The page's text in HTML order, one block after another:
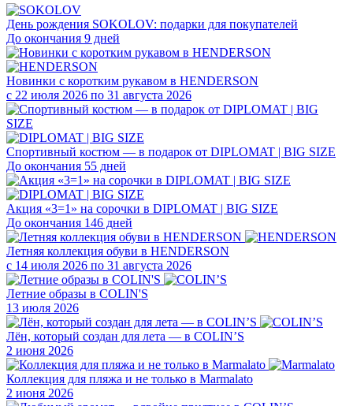
День рождения SOKOLOV: подарки для покупателей
До окончания 9 дней
Новинки с коротким рукавом в HENDERSON
с 22 июля 2026 по 31 августа 2026
Спортивный костюм — в подарок от DIPLOMAT | BIG SIZE
До окончания 55 дней
Акция «3=1» на сорочки в DIPLOMAT | BIG SIZE
До окончания 146 дней
Летняя коллекция обуви в HENDERSON
с 14 июля 2026 по 31 августа 2026
Летние образы в COLIN'S
13 июля 2026
Лён, который создан для лета — в COLIN’S
2 июня 2026
Коллекция для пляжа и не только в Marmalato
2 июня 2026